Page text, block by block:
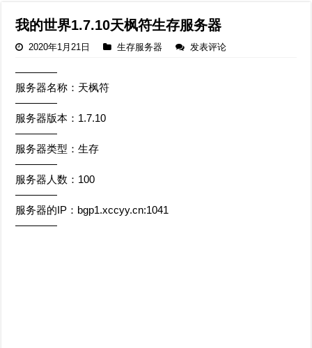
我的世界1.7.10天枫符生存服务器
2020年1月21日 生存服务器 发表评论
————
服务器名称：天枫符
————
服务器版本：1.7.10
————
服务器类型：生存
————
服务器人数：100
————
服务器的IP：bgp1.xccyy.cn:1041
————